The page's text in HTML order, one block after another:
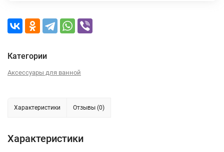
Категории
Аксессуары для ванной
Характеристики Отзывы (0)
Характеристики